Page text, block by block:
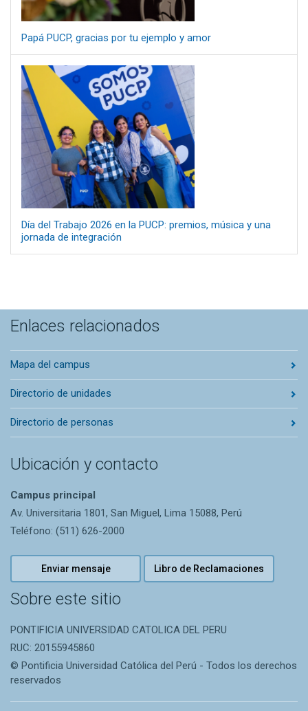
Papá PUCP, gracias por tu ejemplo y amor
Día del Trabajo 2026 en la PUCP: premios, música y una
jornada de integración
Enlaces relacionados
Mapa del campus
Directorio de unidades
Directorio de personas
Ubicación y contacto
Campus principal
Av. Universitaria 1801, San Miguel, Lima 15088, Perú
Teléfono: (511) 626-2000
Enviar mensaje Libro de Reclamaciones
Sobre este sitio
PONTIFICIA UNIVERSIDAD CATOLICA DEL PERU
RUC: 20155945860
© Pontificia Universidad Católica del Perú - Todos los derechos
reservados